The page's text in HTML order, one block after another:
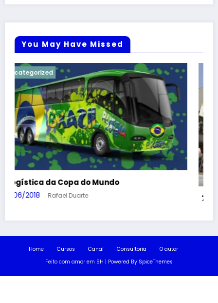
You May Have Missed
Uncategorized
7 razões para privatizar os Correios
Cursos Canal Consultoria
O autor
Feito com amor em BH | Powered BySpiceThemes